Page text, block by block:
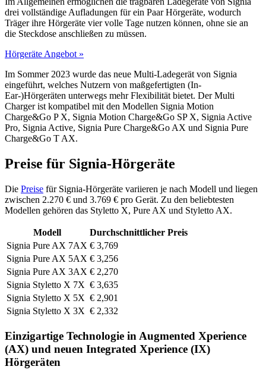
drei vollständige Aufladungen für ein Paar Hörgeräte, wodurch
Träger ihre Hörgeräte vier volle Tage nutzen können, ohne sie an
die Steckdose anschließen zu müssen.
Hörgeräte Angebot »
Im Sommer 2023 wurde das neue Multi-Ladegerät von Signia
eingeführt, welches Nutzern von maßgefertigten (In-
Ear-)Hörgeräten unterwegs mehr Flexibilität bietet. Der Multi
Charger ist kompatibel mit den Modellen Signia Motion
Charge&Go P X, Signia Motion Charge&Go SP X, Signia Active
Pro, Signia Active, Signia Pure Charge&Go AX und Signia Pure
Charge&Go T AX.
Preise für Signia-Hörgeräte
Die Preise für Signia-Hörgeräte variieren je nach Modell und liegen
zwischen 2.270 € und 3.769 € pro Gerät. Zu den beliebtesten
Modellen gehören das Styletto X, Pure AX und Styletto AX.
Modell
Durchschnittlicher Preis
Signia Pure AX 7AX € 3,769
Signia Pure AX 5AX € 3,256
Signia Pure AX 3AX € 2,270
Signia Styletto X 7X € 3,635
Signia Styletto X 5X € 2,901
Signia Styletto X 3X € 2,332
Einzigartige Technologie in Augmented Xperience
(AX) und neuen Integrated Xperience (IX)
Hörgeräten